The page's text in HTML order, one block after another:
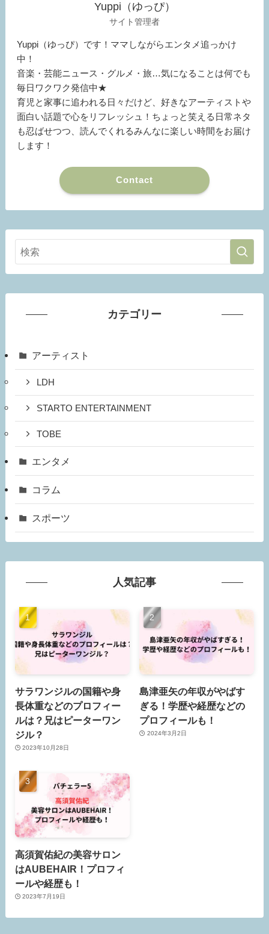
Yuppi（ゆっぴ）
サイト管理者
Yuppi（ゆっぴ）です！ママしながらエンタメ追っかけ
中！
音楽・芸能ニュース・グルメ・旅…気になることは何でも
毎日ワクワク発信中★
育児と家事に追われる日々だけど、好きなアーティストや
面白い話題で心をリフレッシュ！ちょっと笑える日常ネタ
も忍ばせつつ、読んでくれるみんなに楽しい時間をお届け
します！
Contact
カテゴリー
アーティスト
LDH
STARTO ENTERTAINMENT
TOBE
エンタメ
コラム
スポーツ
人気記事
サラワンジルの国籍や身
長体重などのプロフィー
ルは？兄はピーターワン
ジル？
2023年10月28日
島津亜矢の年収がやばす
ぎる！学歴や経歴などの
プロフィールも！
2024年3月2日
高須賀佑紀の美容サロン
はAUBEHAIR！プロフィ
ールや経歴も！
2023年7月19日